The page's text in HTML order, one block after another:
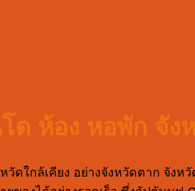
ด ห้อง หอพัก จัง
วัดใกล้เคียง อย่างจังหวัดตาก จังหวั